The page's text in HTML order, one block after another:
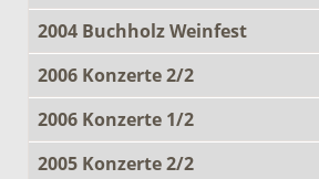
2004 Buchholz Weinfest
2006 Konzerte 2/2
2006 Konzerte 1/2
2005 Konzerte 2/2